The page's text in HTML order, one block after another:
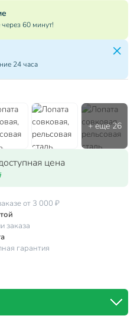
60 минут!
24 часа
цена
от 3 000 ₽
заказа
гарантия